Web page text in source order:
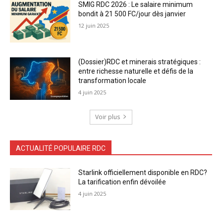
SMIG RDC 2026 : Le salaire minimum
bondit à 21 500 FC/jour dès janvier
12 juin 2025
(Dossier)RDC et minerais stratégiques :
entre richesse naturelle et défis de la
transformation locale
4 juin 2025
Voir plus
ACTUALITÉ POPULAIRE RDC
Starlink officiellement disponible en RDC?
La tarification enfin dévoilée
4 juin 2025